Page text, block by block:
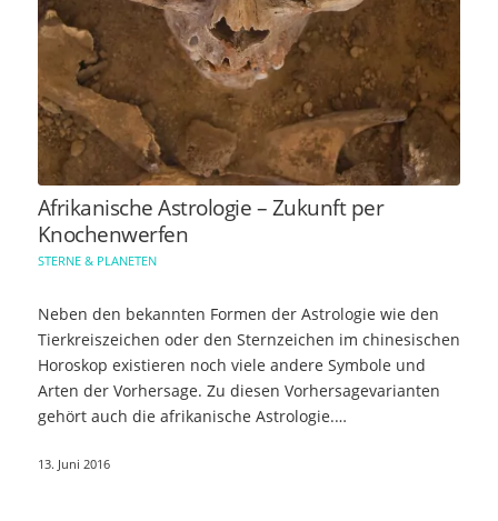
Afrikanische Astrologie – Zukunft per
Knochenwerfen
STERNE & PLANETEN
Neben den bekannten Formen der Astrologie wie den
Tierkreiszeichen oder den Sternzeichen im chinesischen
Horoskop existieren noch viele andere Symbole und
Arten der Vorhersage. Zu diesen Vorhersagevarianten
gehört auch die afrikanische Astrologie.…
13. Juni 2016